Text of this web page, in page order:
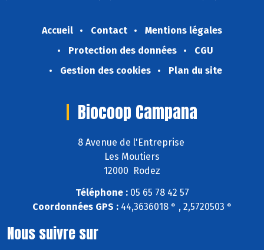
Accueil Contact
Mentions légales
Protection des données
CGU
Gestion des cookies
Plan du site
Biocoop Campana
8 Avenue de l'Entreprise
Les Moutiers
12000 Rodez
Téléphone :05 65 78 42 57
Coordonnées GPS :44,3636018 ° , 2,5720503 °
Nous suivre sur